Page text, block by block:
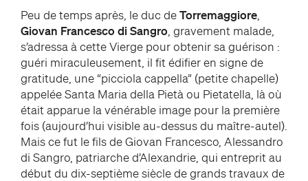
Peu de temps après, le duc deTorremaggiore,
Giovan Francesco di Sangro , gravement malade,
s’adressa à cette Vierge pour obtenir sa guérison :
guéri miraculeusement, il fit édifier en signe de
gratitude, une “picciola cappella” (petite chapelle)
appelée Santa Maria della Pietà ou Pietatella, là où
était apparue la vénérable image pour la première
fois (aujourd’hui visible au-dessus du maître-autel).
Mais ce fut le fils de Giovan Francesco, Alessandro
di Sangro, patriarche d’Alexandrie, qui entreprit au
début du dix-septième siècle de grands travaux de